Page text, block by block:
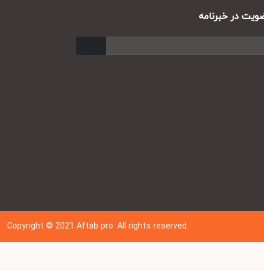
در خبرنامه
Copyright © 202 1Aftab pro. All rights reserved.